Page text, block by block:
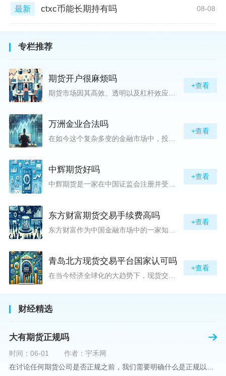
最新 ctxc币能长期持有吗 08-08
专栏推荐
期货开户很麻烦吗
+查看
万洲金业合法吗
在如今这个复杂多变的金融市场中，投资者对于选择可靠的投资平台显得尤为谨慎。随着各种金融产品的广泛推广，人们越发关注那些涉及重金属买卖、投资的公司及平台，而万洲金业（以下简称“万洲”）正是此类公司之一。本文将从多个角度深入探讨“万洲金业是否合法”这一问题，旨在为广大投资者提供一份详实的参考。万洲金业是一家专注于黄金投资的公司，其业务范畴主要包括黄金交易、投资咨询等。作为金融投资领域的一份子，万洲金业声称其具有强大的行业背景和丰富的交易经验，承诺为客户提供专业的金融产品及服务。对
+查看
中辉期货好吗
中辉期货是一家在中国证监会注册并受其监管的期货公司。以其强大的资本实力、稳健的经营策略和严格的风险控制体系，赢得了业界的广泛认可和客户的信任。从公司成立时间、注册资本、经营范围以及历年的经营成绩来看，中辉期货展现出的行业地位和实力，为投资者提供了一定程度的信心保障。中辉期货提供包括期货交易、期货投资咨询、资产管理等在内的全方位服务。公司拥有一支经验丰富、专业素质高的团队，他们对市场动态有着敏锐的洞察力，能够为客户提供准确的市场分析和投资策略建议，帮助客户在复杂多变的市场中稳健
+查看
东方财富期货交易手续费高吗
+查看
青岛北方现货交易平台国家认可吗
+查看
财经精选
大有期货正规吗
时间：06-01
作者：宇禾网